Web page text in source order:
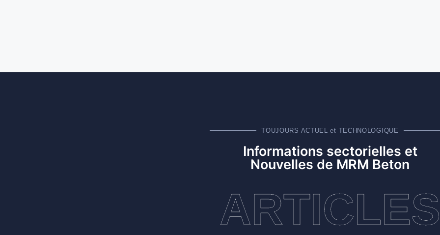
TOUJOURS ACTUEL et TECHNOLOGIQUE
Informations sectorielles et
Nouvelles de MRM Beton
ARTICLES